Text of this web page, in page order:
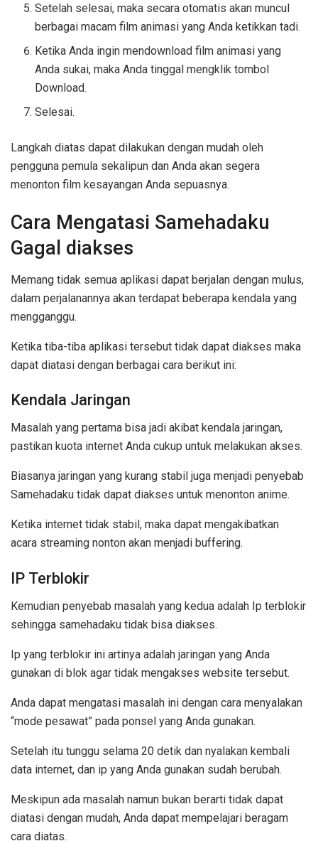
Setelah selesai, maka secara otomatis akan muncul
berbagai macam film animasi yang Anda ketikkan tadi.
Ketika Anda ingin mendownload film animasi yang
Anda sukai, maka Anda tinggal mengklik tombol
Download.
Selesai.
Langkah diatas dapat dilakukan dengan mudah oleh
pengguna pemula sekalipun dan Anda akan segera
menonton film kesayangan Anda sepuasnya.
Cara Mengatasi Samehadaku
Gagal diakses
Memang tidak semua aplikasi dapat berjalan dengan mulus,
dalam perjalanannya akan terdapat beberapa kendala yang
mengganggu.
Ketika tiba-tiba aplikasi tersebut tidak dapat diakses maka
dapat diatasi dengan berbagai cara berikut ini:
Kendala Jaringan
Masalah yang pertama bisa jadi akibat kendala jaringan,
pastikan kuota internet Anda cukup untuk melakukan akses.
Biasanya jaringan yang kurang stabil juga menjadi penyebab
Samehadaku tidak dapat diakses untuk menonton anime.
Ketika internet tidak stabil, maka dapat mengakibatkan
acara streaming nonton akan menjadi buffering.
IP Terblokir
Kemudian penyebab masalah yang kedua adalah Ip terblokir
sehingga samehadaku tidak bisa diakses.
Ip yang terblokir ini artinya adalah jaringan yang Anda
gunakan di blok agar tidak mengakses website tersebut.
Anda dapat mengatasi masalah ini dengan cara menyalakan
“mode pesawat” pada ponsel yang Anda gunakan.
Setelah itu tunggu selama 20 detik dan nyalakan kembali
data internet, dan ip yang Anda gunakan sudah berubah.
Meskipun ada masalah namun bukan berarti tidak dapat
diatasi dengan mudah, Anda dapat mempelajari beragam
cara diatas.